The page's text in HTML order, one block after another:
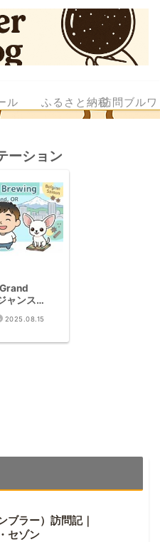
ル ふるさと納税訪問ブル
ーション
ャンスト
エールを
2025.08.15
ラー）訪問記｜
セゾン